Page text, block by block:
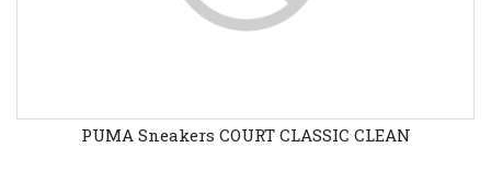
PUMA Sneakers COURT CLASSIC CLEAN